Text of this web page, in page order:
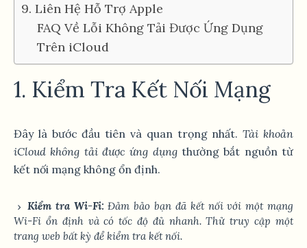
9. Liên Hệ Hỗ Trợ Apple
FAQ Về Lỗi Không Tải Được Ứng Dụng
Trên iCloud
1. Kiểm Tra Kết Nối Mạng
Đây là bước đầu tiên và quan trọng nhất.Tài khoản
iCloud không tải được ứng dụngthường bắt nguồn từ
kết nối mạng không ổn định.
Kiểm tra Wi-Fi: Đảm bảo bạn đã kết nối với một mạng
Wi-Fi ổn định và có tốc độ đủ nhanh. Thử truy cập một
trang web bất kỳ để kiểm tra kết nối.